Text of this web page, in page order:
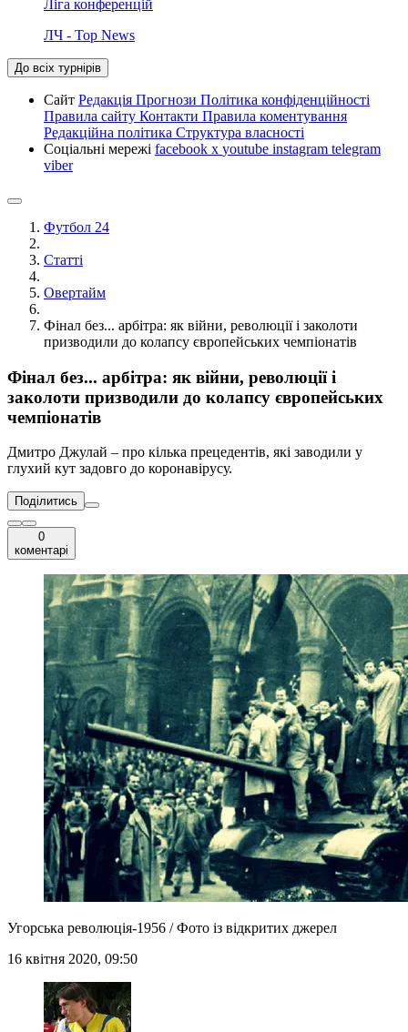
Ліга конференцій
ЛЧ - Top News
До всіх турнірів
Сайт Редакція Прогнози Політика конфіденційності
Правила сайту Контакти Правила коментування
Редакційна політика Структура власності
Соціальні мережі facebook x youtube instagram telegram
viber
Футбол 24
Статті
Овертайм
Фінал без... арбітра: як війни, революції і заколоти
призводили до колапсу європейських чемпіонатів
Фінал без... арбітра: як війни, революції і
заколоти призводили до колапсу європейських
чемпіонатів
Дмитро Джулай – про кілька прецедентів, які заводили у
глухий кут задовго до коронавірусу.
Поділитись
0
коментарі
Угорська революція-1956 / Фото із відкритих джерел
16 квітня 2020, 09:50